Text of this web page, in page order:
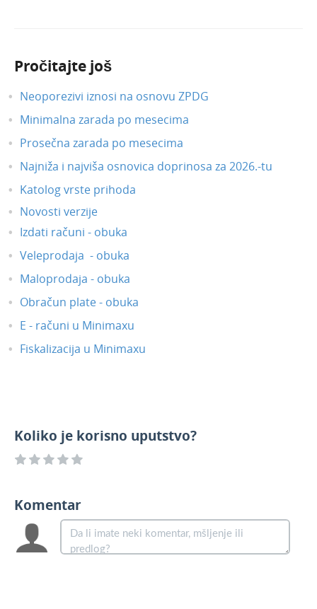
Pročitajte još
Neoporezivi iznosi na osnovu ZPDG
Minimalna zarada po mesecima
Prosečna zarada po mesecima
Najniža i najviša osnovica doprinosa za 2026.-tu
Katolog vrste prihoda
Novosti verzije
Izdati računi - obuka
Veleprodaja - obuka
Maloprodaja - obuka
Obračun plate - obuka
E - računi u Minimaxu
Fiskalizacija u Minimaxu
Koliko je korisno uputstvo?
Komentar